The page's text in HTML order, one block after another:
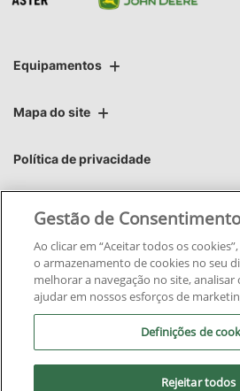
Equipamentos
Mapa do site
Política de privacidade
Áster | Áster Máquinas e
CNPJ: 06.220.403/
No trânsito, enxergar o
Gestão de
Ao clicar em “Aceitar todos os
o armazenamento de cookies no seu
melhorar a navegação no site, analisar
ajudar em nossos esforços de
Definições de
Rejeitar todos